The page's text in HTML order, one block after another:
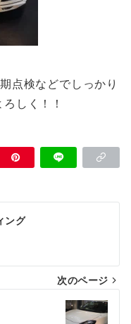
点検などでしっかり
しく！！
ング
次のページ